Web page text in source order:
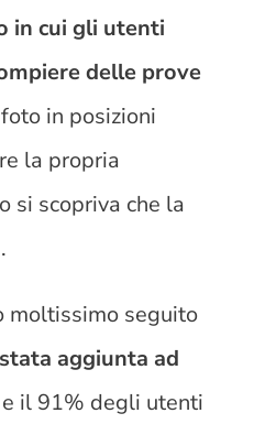
in cui gli utenti
delle prove
in posizioni
la propria
si scopriva che la
moltissimo seguito
aggiunta ad
il 91% degli utenti